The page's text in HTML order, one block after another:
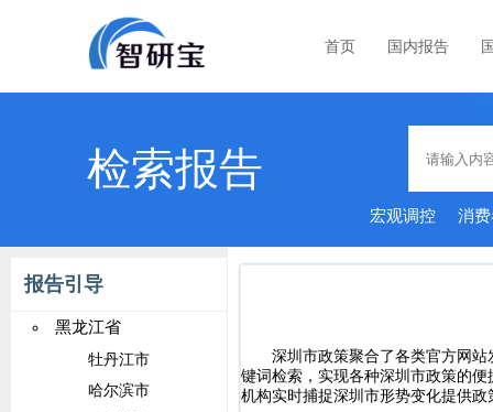
首页 国内报告
检索报告
宏观调控 消
报告引导
黑龙江省
牡丹江市
哈尔滨市
深圳市政策聚合了各类官方网
键词检索，实现各种深圳市政策的
机构实时捕捉深圳市形势变化提供政